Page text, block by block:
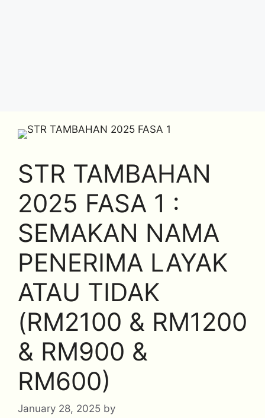
STR TAMBAHAN
2025 FASA 1 :
SEMAKAN NAMA
PENERIMA LAYAK
ATAU TIDAK
(RM2100 & RM1200
& RM900 &
RM600)
January 28, 2025 by